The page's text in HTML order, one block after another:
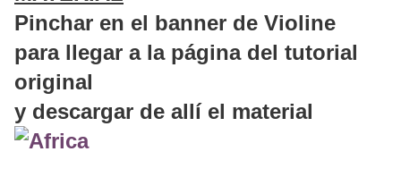
Pinchar en el banner de Violine
para llegar a la página del tutorial
original
y descargar de allí el material